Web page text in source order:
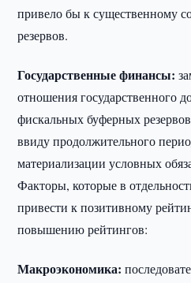
привело бы к существенному
резервов.
Государственные финансы:
отношения государственного
фискальных буферных
ввиду продолжительного
материализации условных
Факторы, которые в
привести к позитивному
повышению рейтингов:
Макроэкономика: